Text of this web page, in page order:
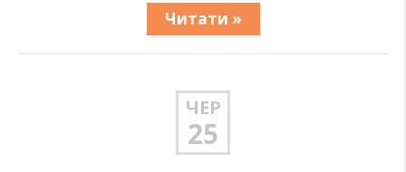
Читати »
ЧЕР
25